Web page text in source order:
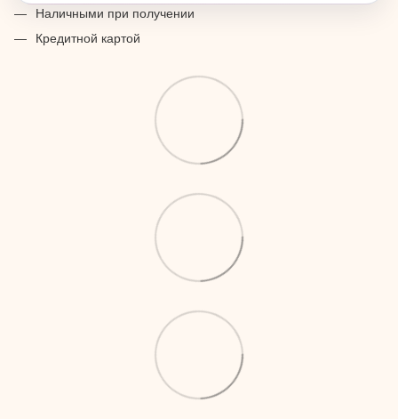
Наличными при получении
Кредитной картой